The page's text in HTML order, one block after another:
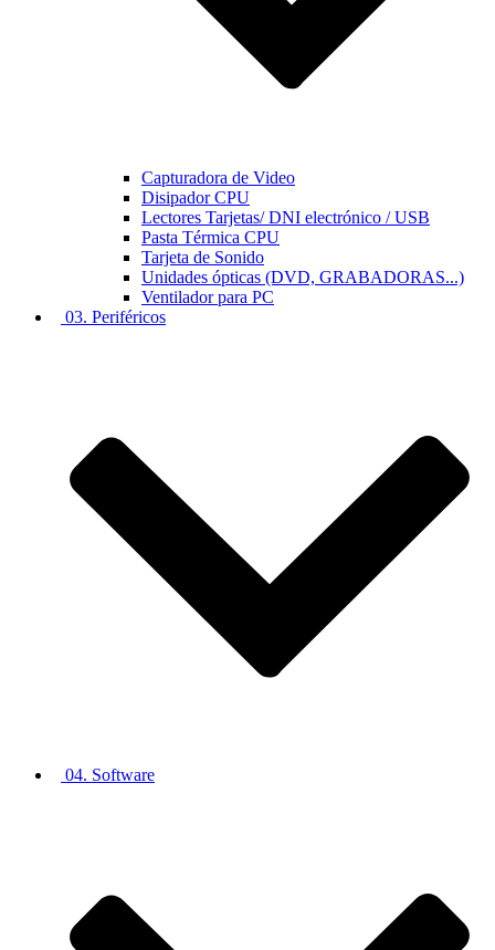
Capturadora de Video
Disipador CPU
Lectores Tarjetas/ DNI electrónico / USB
Pasta Térmica CPU
Tarjeta de Sonido
Unidades ópticas (DVD, GRABADORAS...)
Ventilador para PC
03. Periféricos
04. Software